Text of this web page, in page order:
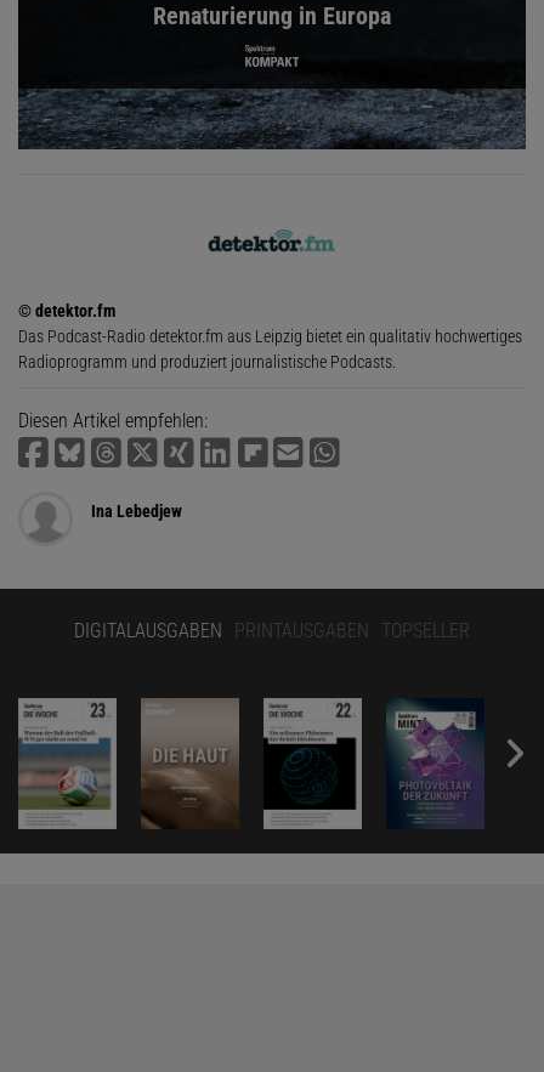
Renaturierung in Europa
© detektor.fm
Das Podcast-Radio detektor.fm aus Leipzig bietet ein qualitativ hochwertiges
Radioprogramm und produziert journalistische Podcasts.
Diesen Artikel empfehlen:
Ina Lebedjew
DIGITALAUSGABEN PRINTAUSGABEN TOPSELLER